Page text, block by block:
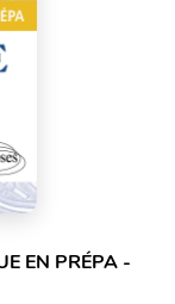
EN PRÉPA -